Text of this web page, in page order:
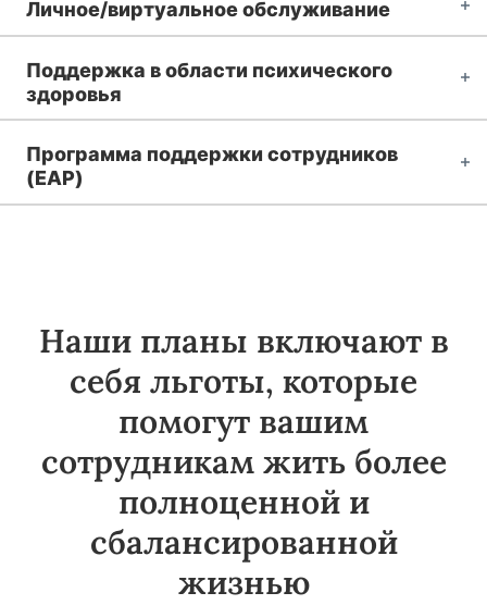
Личное/виртуальное обслуживание
Поддержка в области психического
здоровья
Программа поддержки сотрудников
(EAP)
Наши планы включают в
себя льготы, которые
помогут вашим
сотрудникам жить более
полноценной и
сбалансированной
жизнью